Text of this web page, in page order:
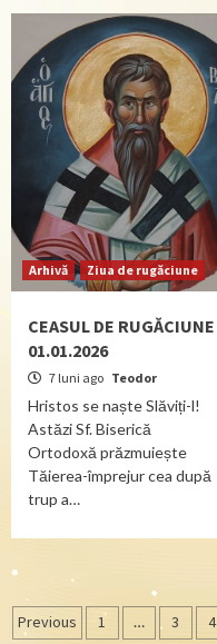
Arhivă Ziua de rugăciune
CEASUL DE RUGĂCIUNE
01.01.2026
7 luni ago Teodor
Hristos se naște Slăviți-l!
Astăzi Sf. Biserică
Ortodoxă prăzmuiește
Tăierea-împrejur cea după
trup a…
Navigare
Previous 1 … 3 4